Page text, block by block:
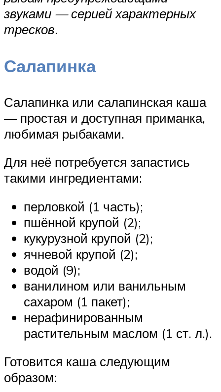
звуками — серией характерных
тресков.
Салапинка
Салапинка или салапинская каша
— простая и доступная приманка,
любимая рыбаками.
Для неё потребуется запастись
такими ингредиентами:
перловкой (1 часть);
пшённой крупой (2);
кукурузной крупой (2);
ячневой крупой (2);
водой (9);
ванилином или ванильным
сахаром (1 пакет);
нерафинированным
растительным маслом (1 ст. л.).
Готовится каша следующим
образом: